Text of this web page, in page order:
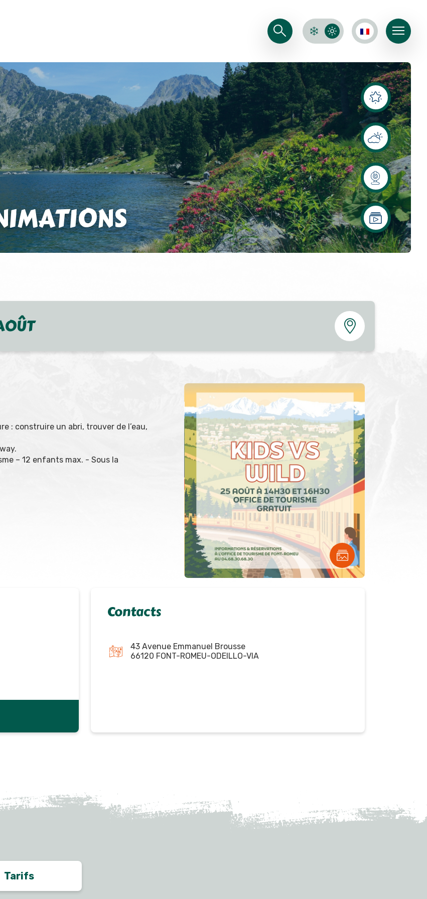
: construire un abri, trouver de l’eau,
– 12 enfants max. - Sous la
Contacts
43 Avenue Emmanuel Brousse
66120 FONT-ROMEU-ODEILLO-VIA
Tarifs